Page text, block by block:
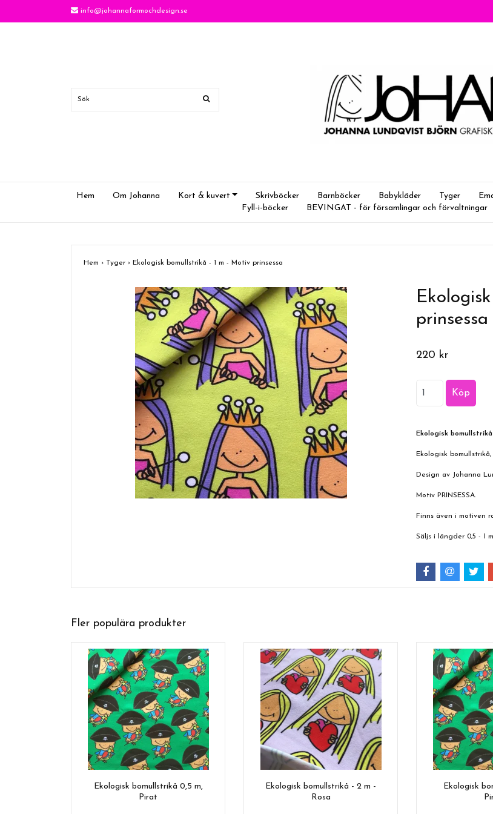
info@johannaformochdesign.se
Hem Om Johanna Kort & kuvert Skrivböcker Barnböcker Babykläder Tyger
Fyll-i-böcker
BEVINGAT - för församlingar och förvaltningar
Hem › Tyger › Ekologisk bomullstrikå - 1 m - Motiv prinsessa
prinsessa
220 kr
Ekologisk bomullstrikå
Ekologisk
Design av Johanna
Motiv PRINSESSA.
Finns även i motiven
Säljs i längder 0,5 - 1
Fler populära produkter
Ekologisk bomullstrikå 0,5 m,
Pirat
Ekologisk bomullstrikå - 2 m -
Rosa
Ekologisk